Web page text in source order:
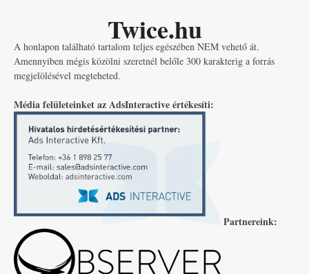
Twice.hu
A honlapon található tartalom teljes egészében NEM vehető át.
Amennyiben mégis közölni szeretnél belőle 300 karakterig a forrás
megjelölésével megteheted.
Média felületeinket az AdsInteractive értékesíti:
Partnereink: